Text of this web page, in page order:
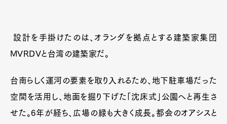
設計を手掛けたのは、オランダを拠点とする建築家集団
MVRDVと台湾の建築家だ。
台南らしく運河の要素を取り入れるため、地下駐車場だった
空間を活用し、地面を掘り下げた「沈床式」公園へと再生さ
せた。6年が経ち、広場の緑も大きく成長。都会のオアシスと